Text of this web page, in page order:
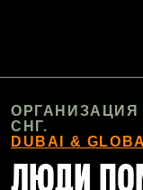
СНГ.
DUBAI &
ЛЮДИ